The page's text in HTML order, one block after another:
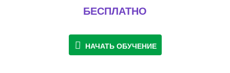
БЕСПЛАТНО
НАЧАТЬ ОБУЧЕНИЕ